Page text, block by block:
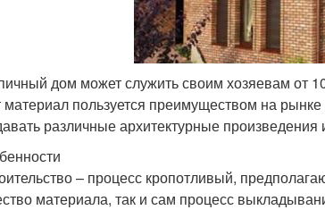
дом может служить своим хозяевам от
материал пользуется преимуществом на
различные архитектурные
– процесс кропотливый,
материала, так и сам процесс